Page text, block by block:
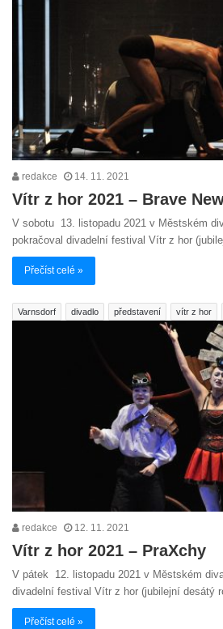
redakce 14. 11. 2021
Vítr z hor 2021 – Brave
V sobotu 13. listopadu 2021 v Městském
pokračoval divadelní festival Vítr z hor
Přečíst celé »
Varnsdorf divadlo představení vítr z hor
redakce 12. 11. 2021
Vítr z hor 2021 – PraXchy
V pátek 12. listopadu 2021 v Městském
divadelní festival Vítr z hor (jubilejní desátý
Přečíst celé »